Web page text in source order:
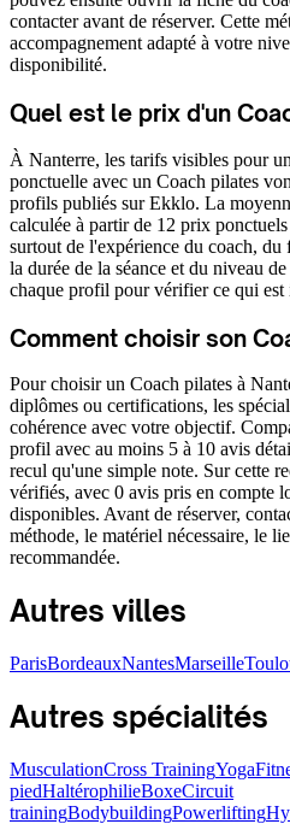
contacter avant de réserver. Cette
accompagnement adapté à votre
disponibilité.
Quel est le prix d'un
À Nanterre, les tarifs visibles pour
ponctuelle avec un Coach pilates
profils publiés sur Ekklo. La
calculée à partir de 12 prix
surtout de l'expérience du coach,
la durée de la séance et du niveau
chaque profil pour vérifier ce qui est
Comment choisir son
Pour choisir un Coach pilates à
diplômes ou certifications, les
cohérence avec votre objectif.
profil avec au moins 5 à 10 avis
recul qu'une simple note. Sur cette
vérifiés, avec 0 avis pris en compte
disponibles. Avant de réserver,
méthode, le matériel nécessaire, le
recommandée.
Autres villes
ParisBordeauxNantesMarseille
Autres spécialités
MusculationCross TrainingYoga
piedHaltérophilieBoxeCircuit
trainingBodybuildingPowerlifting